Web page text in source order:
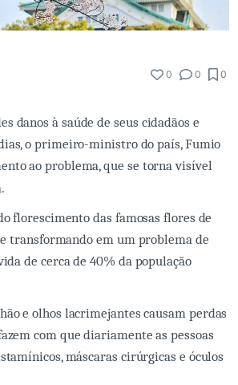
0 0 0
danos à saúde de seus cidadãos e
o primeiro-ministro do país, Fumio
ao problema, que se torna visível
florescimento das famosas flores de
transformando em um problema de
de cerca de 40% da população
e olhos lacrimejantes causam perdas
com que diariamente as pessoas
máscaras cirúrgicas e óculos